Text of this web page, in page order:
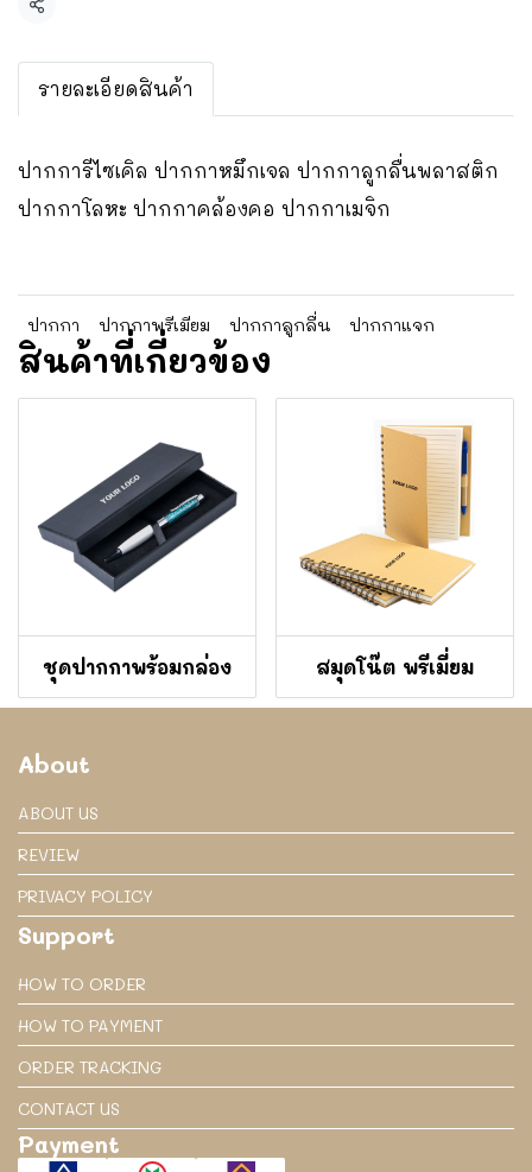
แชร์
รายละเอียดสินค้า
ปากการีไซเคิล ปากกาหมึกเจล ปากกาลูกลื่นพลาสติก
ปากกาโลหะ ปากกาคล้องคอ ปากกาเมจิก
ปากกา ปากกาพรีเมียม ปากกาลูกลื่น ปากกาแจก
สินค้าที่เกี่ยวข้อง
ชุดปากกาพร้อมกล่อง สมุดโน๊ต พรีเมี่ยม
About
ABOUT US
REVIEW
PRIVACY POLICY
Support
HOW TO ORDER
HOW TO PAYMENT
ORDER TRACKING
CONTACT US
Payment